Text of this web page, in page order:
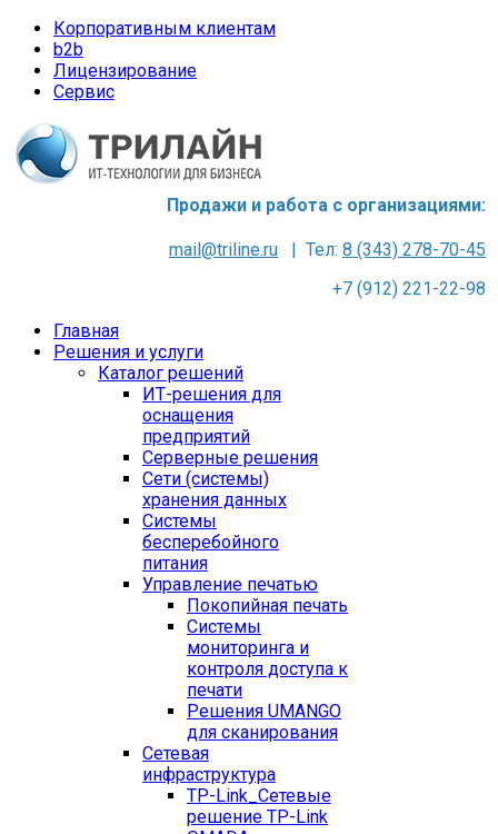
Корпоративным клиентам
b2b
Лицензирование
Сервис
Продажи и работа с организациями:
mail@triline.ru | Тел: 8 (343) 278-70-45
+7 (912) 221-22-98
Главная
Решения и услуги
Каталог решений
ИТ-решения для
оснащения
предприятий
Серверные решения
Сети (системы)
хранения данных
Системы
бесперебойного
питания
Управление печатью
Покопийная печать
Системы
мониторинга и
контроля доступа к
печати
Решения UMANGO
для сканирования
Сетевая
инфраструктура
TP-Link_ Сетевые
решение TP-Link